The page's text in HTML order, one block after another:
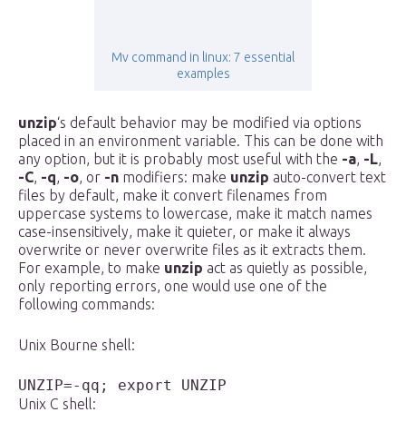
Mv command in linux: 7 essential
examples
unzip‘s default behavior may be modified via options
placed in an environment variable. This can be done with
any option, but it is probably most useful with the -a, -L,
-C, -q, -o, or -n modifiers: make unzip auto-convert text
files by default, make it convert filenames from
uppercase systems to lowercase, make it match names
case-insensitively, make it quieter, or make it always
overwrite or never overwrite files as it extracts them.
For example, to make unzip act as quietly as possible,
only reporting errors, one would use one of the
following commands:
Unix Bourne shell:
UNZIP=-qq; export UNZIP
Unix C shell: